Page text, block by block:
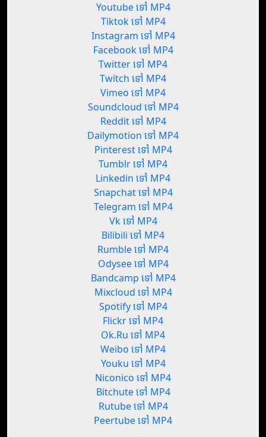
Youtube ទៅ MP4
Tiktok ទៅ MP4
Instagram ទៅ MP4
Facebook ទៅ MP4
Twitter ទៅ MP4
Twitch ទៅ MP4
Vimeo ទៅ MP4
Soundcloud ទៅ MP4
Reddit ទៅ MP4
Dailymotion ទៅ MP4
Pinterest ទៅ MP4
Tumblr ទៅ MP4
Linkedin ទៅ MP4
Snapchat ទៅ MP4
Telegram ទៅ MP4
Vk ទៅ MP4
Bilibili ទៅ MP4
Rumble ទៅ MP4
Odysee ទៅ MP4
Bandcamp ទៅ MP4
Mixcloud ទៅ MP4
Spotify ទៅ MP4
Flickr ទៅ MP4
Ok.Ru ទៅ MP4
Weibo ទៅ MP4
Youku ទៅ MP4
Niconico ទៅ MP4
Bitchute ទៅ MP4
Rutube ទៅ MP4
Peertube ទៅ MP4